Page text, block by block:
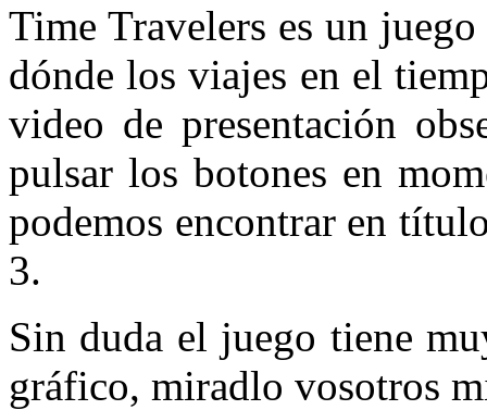
Time Travelers es un
dónde los viajes en el
video de presentación
pulsar los botones en
podemos encontrar en
3.
Sin duda el juego tiene
gráfico, miradlo vosotros